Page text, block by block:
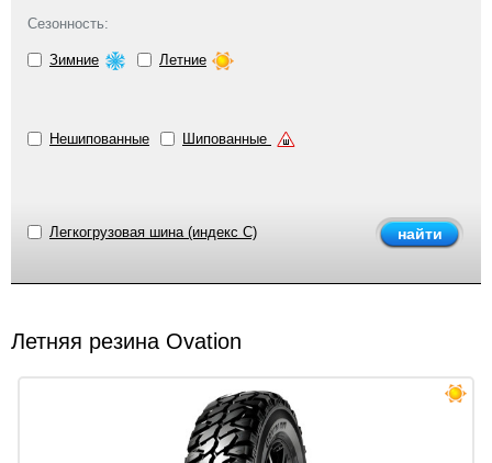
Сезонность:
Зимние Летние
Нешипованные Шипованные
Легкогрузовая шина (индекс C)
Летняя резина Ovation